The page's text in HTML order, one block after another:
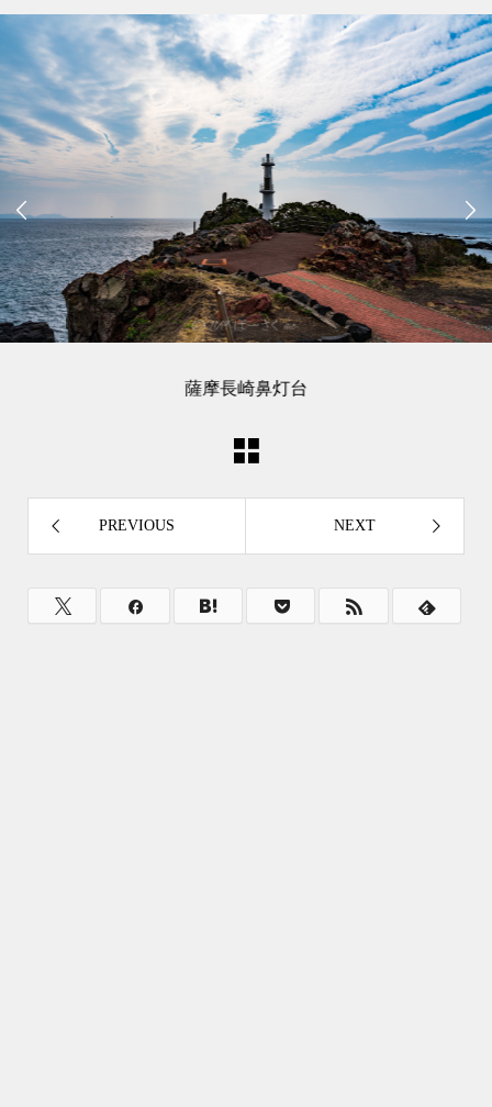

薩摩長崎鼻灯台

PREVIOUS NEXT